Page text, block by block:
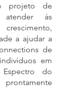
projeto de
às
a ajudar a
de
em
do